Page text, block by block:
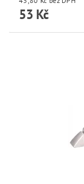
53 Kč